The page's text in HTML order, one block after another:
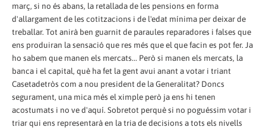
març, si no és abans, la retallada de les pensions en forma
d'allargament de les cotitzacions i de l'edat mínima per deixar de
treballar. Tot anirà ben guarnit de paraules reparadores i falses que
ens produiran la sensació que res més que el que facin es pot fer. Ja
ho sabem que manen els mercats... Però si manen els mercats, la
banca i el capital, què ha fet la gent avui anant a votar i triant
Casetadetròs com a nou president de la Generalitat? Doncs
segurament, una mica més el ximple però ja ens hi tenen
acostumats i no ve d'aquí. Sobretot perquè si no poguéssim votar i
triar qui ens representarà en la tria de decisions a tots els nivells